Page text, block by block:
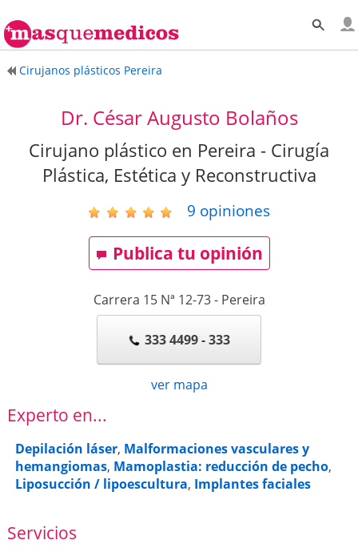
Cirujanos plásticos Pereira
Dr. César Augusto Bolaños
Cirujano plástico en Pereira - Cirugía
Plástica, Estética y Reconstructiva
9 opiniones
Publica tu opinión
Carrera 15 Nª 12-73- Pereira
333 4499 - 333
ver mapa
Experto en...
Depilación láser, Malformaciones vasculares y
hemangiomas, Mamoplastia: reducción de pecho,
Liposucción / lipoescultura, Implantes faciales
Servicios